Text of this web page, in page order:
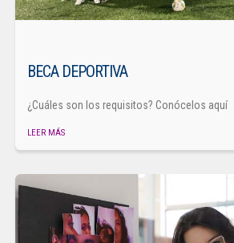
BECA DEPORTIVA
¿Cuáles son los requisitos? Conócelos aquí
LEER MÁS